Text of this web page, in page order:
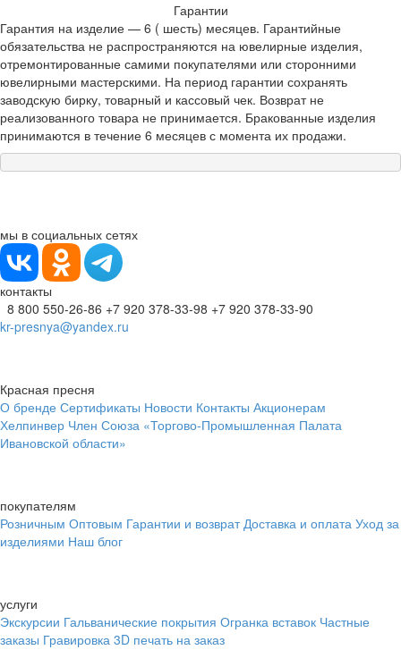
Гарантии
Гарантия на изделие — 6 ( шесть) месяцев. Гарантийные
обязательства не распространяются на ювелирные изделия,
отремонтированные самими покупателями или сторонними
ювелирными мастерскими. На период гарантии сохранять
заводскую бирку, товарный и кассовый чек. Возврат не
реализованного товара не принимается. Бракованные изделия
принимаются в течение 6 месяцев с момента их продажи.
мы в социальных сетях
контакты
8 800 550-26-86 +7 920 378-33-98 +7 920 378-33-90
kr-presnya@yandex.ru
Красная пресня
О бренде Сертификаты Новости Контакты Акционерам
Хелпинвер Член Союза «Торгово-Промышленная Палата
Ивановской области»
покупателям
Розничным Оптовым Гарантии и возврат Доставка и оплата Уход за
изделиями Наш блог
услуги
Экскурсии Гальванические покрытия Огранка вставок Частные
заказы Гравировка 3D печать на заказ